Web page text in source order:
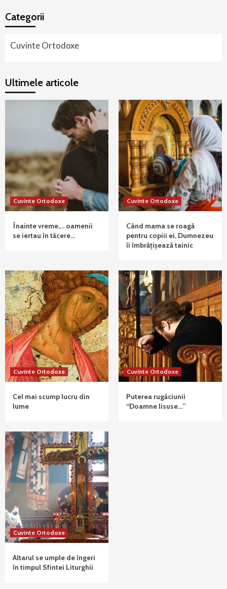
Categorii
Cuvinte Ortodoxe
Ultimele articole
Cuvinte Ortodoxe
Înainte vreme,… oamenii
se iertau în tăcere…
Cuvinte Ortodoxe
Când mama se roagă
pentru copiii ei, Dumnezeu
îi îmbrățișează tainic
Cuvinte Ortodoxe
Cel mai scump lucru din
lume
Cuvinte Ortodoxe
Puterea rugăciunii
“Doamne Iisuse…”
Cuvinte Ortodoxe
Altarul se umple de îngeri
în timpul Sfintei Liturghii